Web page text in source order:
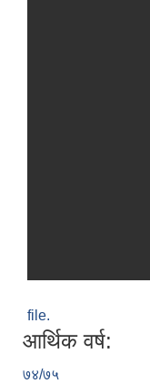
file.
आर्थिक वर्ष:
७४/७५